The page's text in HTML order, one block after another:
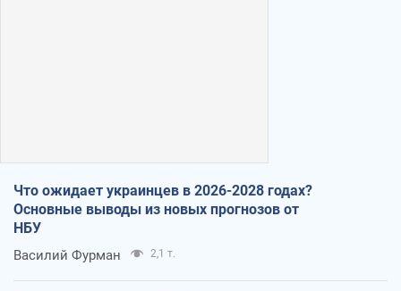
Что ожидает украинцев в 2026-2028 годах?
Основные выводы из новых прогнозов от
НБУ
Василий Фурман 2,1 т.